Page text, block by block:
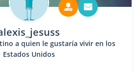
a quien le gustaría vivir en los
Estados Unidos